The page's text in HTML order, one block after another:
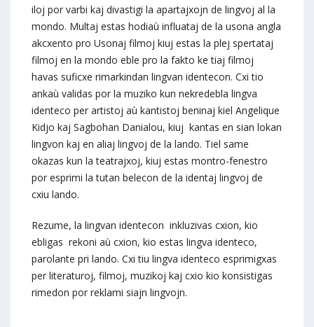
iloj por varbi kaj divastigi la apartajxojn de lingvoj al la
mondo. Multaj estas hodiaù influataj de la usona angla
akcxento pro Usonaj filmoj kiuj estas la plej spertataj
filmoj en la mondo eble pro la fakto ke tiaj filmoj
havas suficxe rimarkindan lingvan identecon. Cxi tio
ankaù validas por la muziko kun nekredebla lingva
identeco per artistoj aù kantistoj beninaj kiel Angelique
Kidjo kaj Sagbohan Danialou, kiuj kantas en sian lokan
lingvon kaj en aliaj lingvoj de la lando. Tiel same
okazas kun la teatrajxoj, kiuj estas montro-fenestro
por esprimi la tutan belecon de la identaj lingvoj de
cxiu lando.
Rezume, la lingvan identecon inkluzivas cxion, kio
ebligas rekoni aù cxion, kio estas lingva identeco,
parolante pri lando. Cxi tiu lingva identeco esprimigxas
per literaturoj, filmoj, muzikoj kaj cxio kio konsistigas
rimedon por reklami siajn lingvojn.